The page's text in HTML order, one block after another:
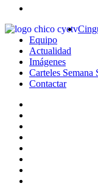
Equipo
Actualidad
Imágenes
Carteles Semana
Contactar